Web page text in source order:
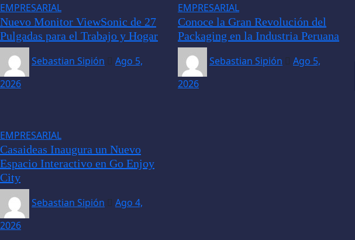
EMPRESARIAL
Nuevo Monitor ViewSonic de 27
Pulgadas para el Trabajo y Hogar
Sebastian Sipión
Ago 5,
2026
EMPRESARIAL
Conoce la Gran Revolución del
Packaging en la Industria Peruana
Sebastian Sipión
Ago 5,
2026
EMPRESARIAL
Casaideas Inaugura un Nuevo
Espacio Interactivo en Go Enjoy
City
Sebastian Sipión
Ago 4,
2026